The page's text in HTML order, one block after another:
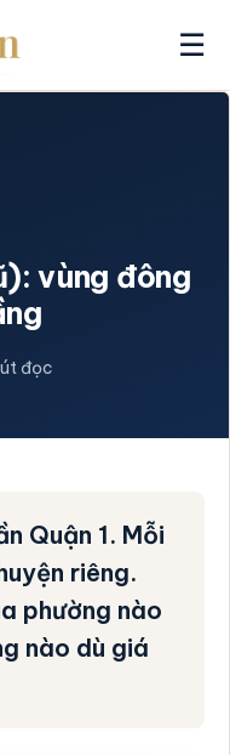
☰
vùng đông
đọc
Quận 1. Mỗi
riêng.
phường nào
nào dù giá